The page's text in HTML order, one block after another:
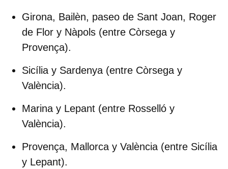
Girona, Bailèn, paseo de Sant Joan, Roger
de Flor y Nàpols (entre Còrsega y
Provença).
Sicília y Sardenya (entre Còrsega y
València).
Marina y Lepant (entre Rosselló y
València).
Provença, Mallorca y València (entre Sicília
y Lepant).